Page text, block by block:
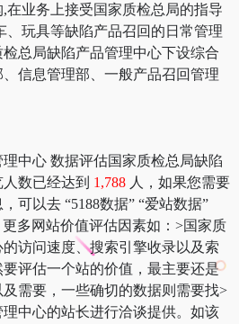
在业务上接受国家质检总局的指导
、玩具等缺陷产品召回的日常管理
总局缺陷产品管理中心下设综合
信息管理部、一般产品召回管理
中心 数据评估国家质检总局缺陷
数已经达到 1,788 人，如果您需要
可以去 “5188数据” “爱站数据”
更多网站价值评估因素如：>国家质
访问速度、搜索引擎收录以及索
评估一个站的价值，最主要还是
需要，一些确切的数据则需要找>
中心的站长进行洽谈提供。如该